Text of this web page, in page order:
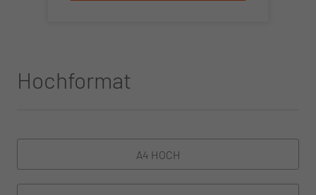
Hochformat
A4 HOCH